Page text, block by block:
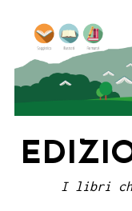
content
I libri